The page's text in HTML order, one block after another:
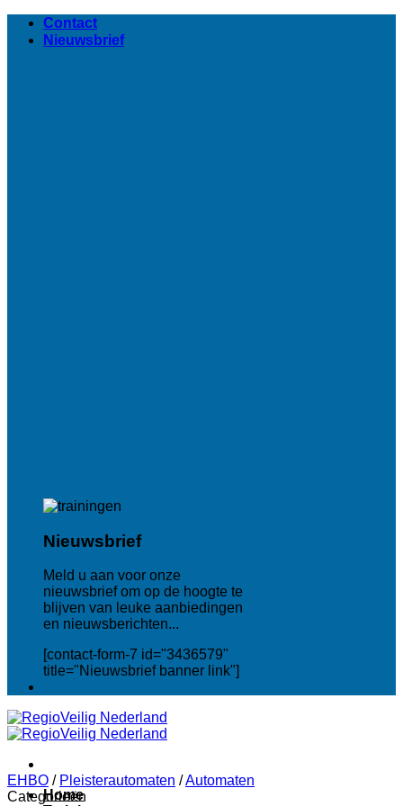
naar
Contact
Nieuwsbrief
Nieuwsbrief
Meld u aan voor onze
nieuwsbrief om op de hoogte te
blijven van leuke aanbiedingen
en nieuwsberichten...
[contact-form-7 id="3436579"
title="Nieuwsbrief banner link"]
Home
EHBO / Pleisterautomaten /Automaten
Categorieën